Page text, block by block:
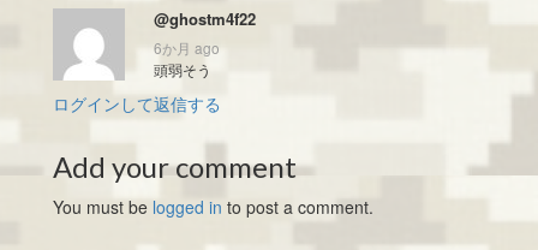
@ghostm4f22
6か月 ago
頭弱そう
ログインして返信する
Add your comment
You must be logged in to post a comment.